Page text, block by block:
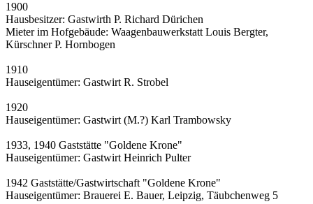
1900
Hausbesitzer: Gastwirth P. Richard Dürichen
Mieter im Hofgebäude: Waagenbauwerkstatt Louis Bergter,
Kürschner P. Hornbogen
1910
Hauseigentümer: Gastwirt R. Strobel
1920
Hauseigentümer: Gastwirt (M.?) Karl Trambowsky
1933, 1940 Gaststätte "Goldene Krone"
Hauseigentümer: Gastwirt Heinrich Pulter
1942 Gaststätte/Gastwirtschaft "Goldene Krone"
Hauseigentümer: Brauerei E. Bauer, Leipzig, Täubchenweg 5